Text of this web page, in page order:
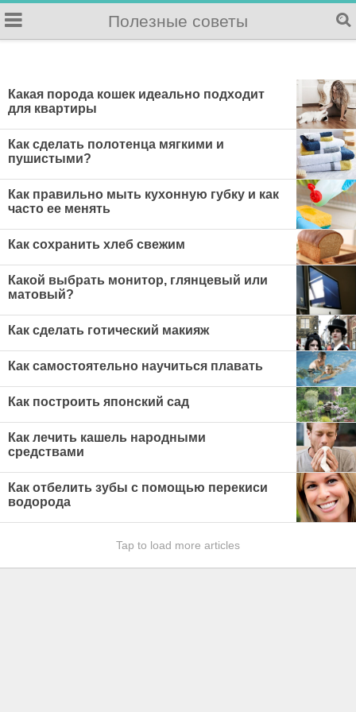
Полезные советы
Какая порода кошек идеально подходит
для квартиры
Как сделать полотенца мягкими и
пушистыми?
Как правильно мыть кухонную губку и как
часто ее менять
Как сохранить хлеб свежим
Какой выбрать монитор, глянцевый или
матовый?
Как сделать готический макияж
Как самостоятельно научиться плавать
Как построить японский сад
Как лечить кашель народными
средствами
Как отбелить зубы с помощью перекиси
водорода
Tap to load more articles